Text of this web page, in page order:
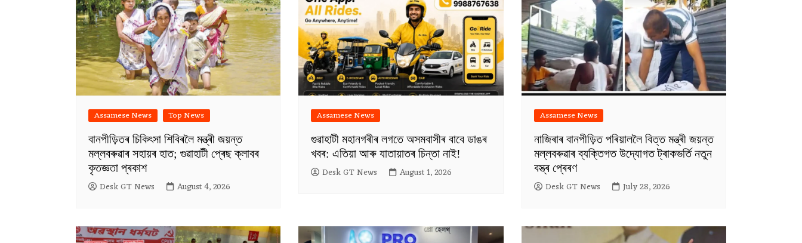
Assamese News Top News
বানপীড়িতৰ চিকিৎসা শিবিৰলৈ মন্ত্ৰী জয়ন্ত
মল্লবৰুৱাৰ সহায়ৰ হাত; গুৱাহাটী প্ৰেছ ক্লাবৰ
কৃতজ্ঞতা প্ৰকাশ
Desk GT News August 4, 2026
Assamese News
গুৱাহাটী মহানগৰীৰ লগতে অসমবাসীৰ বাবে ডাঙৰ
খবৰ: এতিয়া আৰু যাতায়াতৰ চিন্তা নাই!
Desk GT News August 1, 2026
Assamese News
নাজিৰাৰ বানপীড়িত পৰিয়াললৈ বিত্ত মন্ত্ৰী জয়ন্ত
মল্লবৰুৱাৰ ব্যক্তিগত উদ্যোগত ট্ৰাকভৰ্তি নতুন
বস্ত্ৰ প্ৰেৰণ
Desk GT News July 28, 2026